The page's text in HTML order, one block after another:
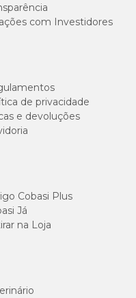
com Investidores
de privacidade
e devoluções
Cobasi Plus
Já
na Loja